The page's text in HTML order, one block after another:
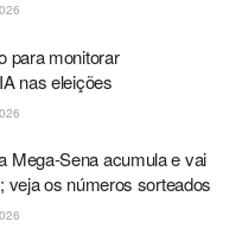
para monitorar
nas eleições
Mega-Sena acumula e vai
veja os números sorteados